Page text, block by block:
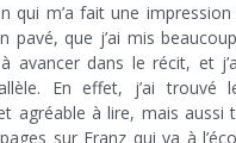
qui m’a fait une
pavé, que j’ai mis
à avancer dans le récit, et
En effet, j’ai trouvé
agréable à lire, mais aussi
sur Franz qui va à